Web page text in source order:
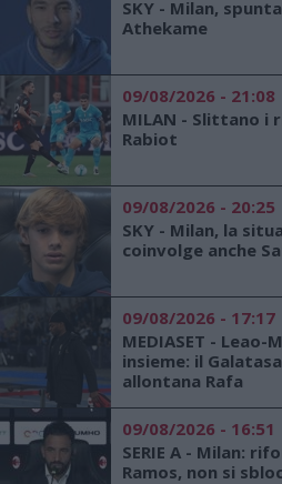
SKY - Milan,
Athekame
09/08/2026 - 21:08
MILAN - Slittano i
Rabiot
09/08/2026 - 20:25
SKY - Milan, la
coinvolge anche
09/08/2026 - 17:17
MEDIASET -
insieme: il
allontana Rafa
09/08/2026 - 16:51
SERIE A - Milan:
Ramos, non si